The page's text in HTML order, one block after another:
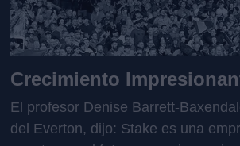
Crecimiento
El profesor Denise Barrett-
del Everton, dijo: Stake es una